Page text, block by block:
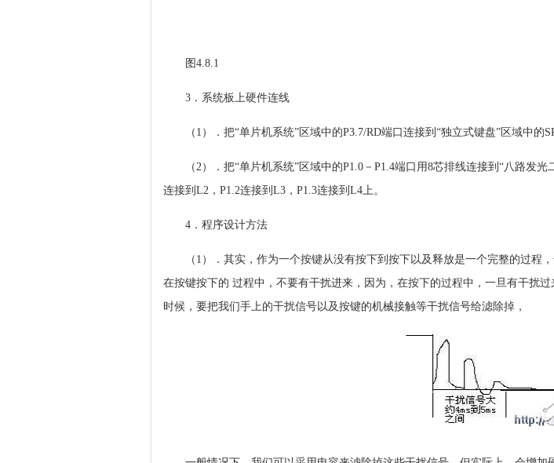
图4.8.1
3．系统板上硬件连线
（1）．把“单片机系统”区域中的P3.7/RD端口连接到“独立式键盘”区域中的
（2）．把“单片机系统”区域中的P1.0－P1.4端口用8芯排线连接到“八路发
连接到L2，P1.2连接到L3，P1.3连接到L4上。
4．程序设计方法
（1）．其实，作为一个按键从没有按下到按下以及释放是一个完整的过
在按键按下的 过程中，不要有干扰进来，因为，在按下的过程中，一旦有干扰
时候，要把我们手上的干扰信号以及按键的机械接触等干扰信号给滤除掉，